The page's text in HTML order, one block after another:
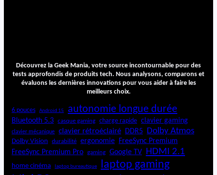
Découvrez la Geek Mania, votre source incontournable pour des
tests approfondis de produits tech. Nous analysons, comparons et
évaluons les dernières innovations pour vous aider à faire les
meilleurs choix.
6 pouces Android 15 autonomie longue durée
Bluetooth 5.3 casque gaming charge rapide clavier gaming
clavier mécanique clavier rétroéclairé DDR5 Dolby Atmos
Dolby Vision durabilité ergonomie FreeSync Premium
FreeSync Premium Pro
gaming Google TV HDMI 2.1
home cinéma laptop bureautique laptop gaming